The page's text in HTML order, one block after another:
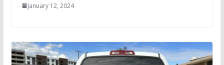
January 12, 2024